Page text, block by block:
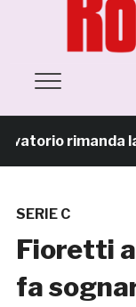
rimanda la
SERIE C
Fioretti
fa